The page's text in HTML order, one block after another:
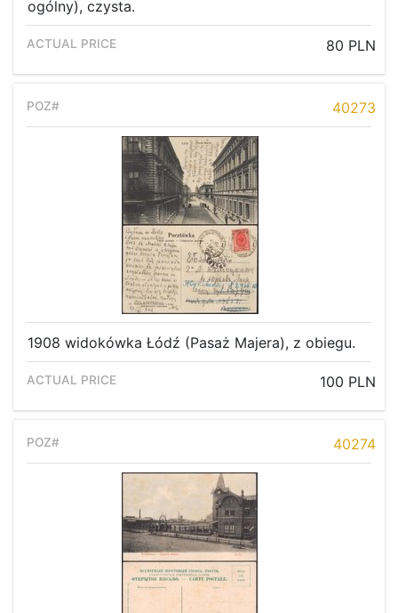
ogólny), czysta.
80 PLN
40273
1908 widokówka Łódź (Pasaż Majera), z obiegu.
100 PLN
40274